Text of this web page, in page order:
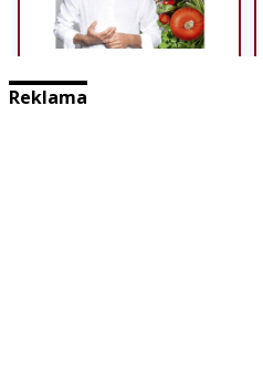
Reklama